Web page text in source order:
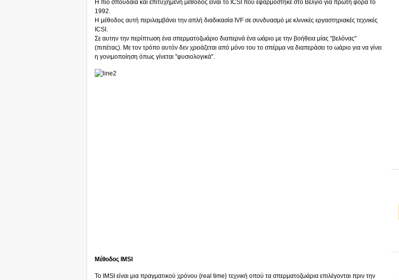
Η πιό σπουδαία και επιτυχημένη μέθοδος είναι το ICSI που εφαρμόστηκε στο Βέλγιο για πρώτη φορά το
1992.
Η μέθοδος αυτή περιλαμβάνει την απλή διαδικασία IVF σε συνδυασμό με κλινικές εργαστηριακές τεχνικές
ICSI.
Σε αυτην την περίπτωση ένα σπερματοζωάριο διαπερνά ένα ωάριο με την βοήθεια μίας "βελόνας"
(πιπέτας). Με τον τρόπο αυτόν δεν χρειάζεται από μόνο του το σπέρμα να διαπεράσει το ωάριο για να γίνει
η γονιμοποίηση όπως γίνεται "φυσιολογικά".
Μέθοδος IMSI
Το IMSI είναι μια πραγματικού χρόνου {real time} τεχνική οπού τα σπερματοζωάρια επιλέγονται πριν την